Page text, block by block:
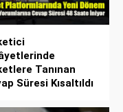
Tanınan
Süresi Kısaltıldı